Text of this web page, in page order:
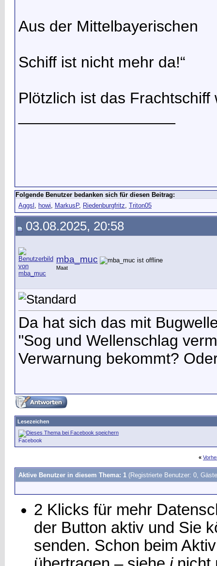
Aus der Mittelbayerischen
Schiff ist nicht mehr da!“
Plötzlich ist das Frachtschiff
Folgende Benutzer bedanken sich für diesen Beitrag:
Aggsl , howi, MarkusP, Riedenburgfritz, Triton05
03.08.2025, 20:58
mba_muc
Maat
Da hat sich das mit
"Sog und Wellenschlag
Verwarnung bekommt?
Lesezeichen
Facebook
«
Aktive Benutzer in diesem Thema: 1 (Registrierte Benutzer: 0,
2 Klicks für mehr
der Button aktiv und Sie
senden. Schon beim